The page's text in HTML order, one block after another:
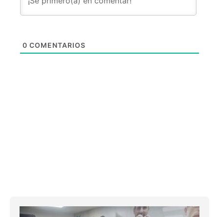
0 COMENTARIOS